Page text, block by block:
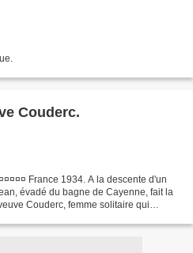
Couderc.
France 1934. A la descente d'un
évadé du bagne de Cayenne, fait la
Couderc, femme solitaire qui